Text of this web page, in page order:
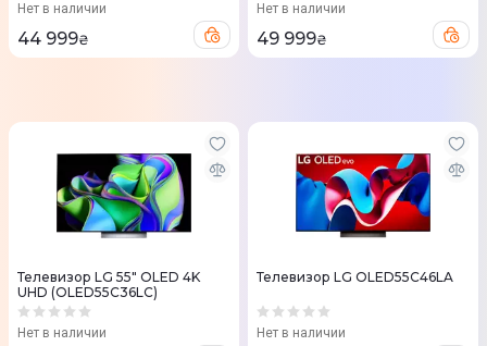
Нет в наличии
44 999₴
Нет в наличии
49 999₴
Телевизор LG 55" OLED 4K
UHD (OLED55C36LC)
Нет в наличии
Телевизор LG OLED55C46LA
Нет в наличии